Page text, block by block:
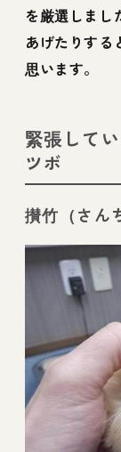
を厳選しまし
あげたりする
思います。
緊張して
ツボ
攅竹（さん